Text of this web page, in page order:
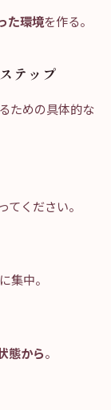
た環境を作る。
テップ
ための具体的な
てください。
に集中。
態から。